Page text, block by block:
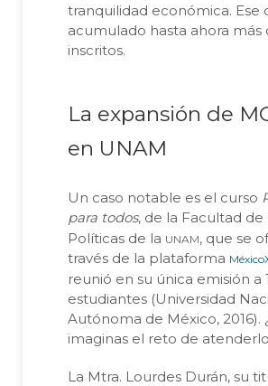
tranquilidad económica. Ese
acumulado hasta ahora más
inscritos.
La expansión de
en UNAM
Un caso notable es el curso
para todos, de la Facultad de
Políticas de la unam, que se
través de la plataforma
reunió en su única emisión a
estudiantes (Universidad
Autónoma de México, 2016).
imaginas el reto de
La Mtra. Lourdes Durán, su